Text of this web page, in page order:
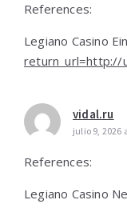
References:
Legiano Casino
return_url=http://
vidal.ru
julio 9, 2026
References:
Legiano Casino